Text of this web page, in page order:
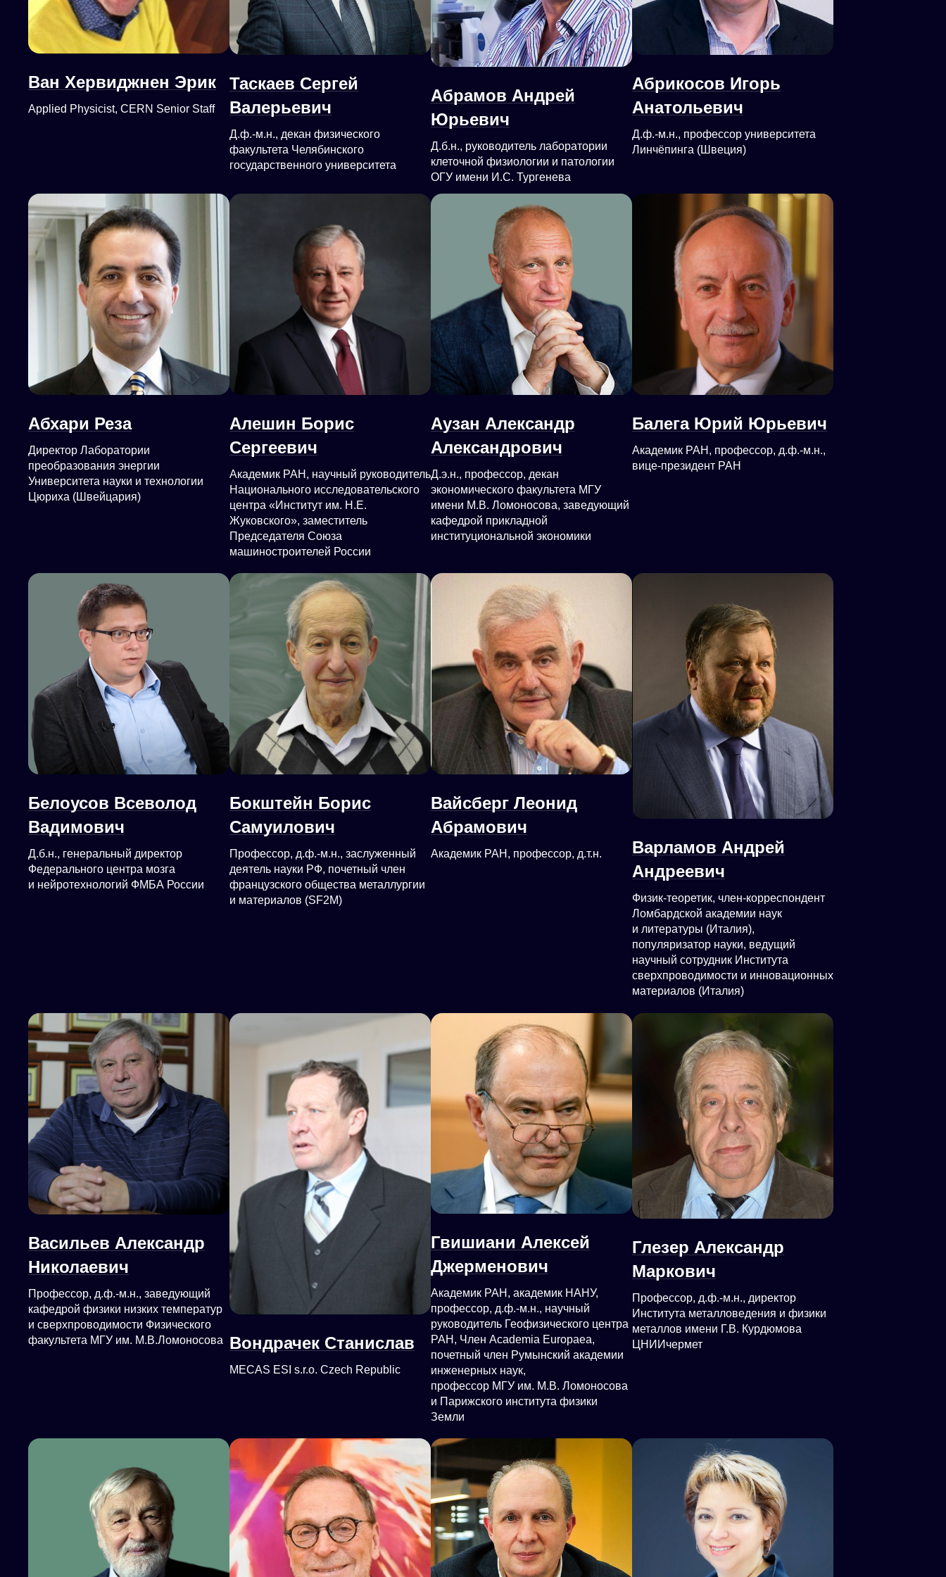
Ван Хервиджнен Эрик
Applied Physicist, CERN Senior Staff
Таскаев Сергей
Валерьевич
Д.ф.-м.н., декан физического
факультета Челябинского
государственного университета
Абрамов Андрей
Юрьевич
Д.б.н., руководитель лаборатории
клеточной физиологии и патологии
ОГУ имени И.С. Тургенева
Абрикосов Игорь
Анатольевич
Д.ф.-м.н., профессор университета
Линчёпинга (Швеция)
Абхари Реза
Директор Лаборатории
преобразования энергии
Университета науки и технологии
Цюриха (Швейцария)
Алешин Борис
Сергеевич
Академик РАН, научный руководитель
Национального исследовательского
центра «Институт им. Н.Е.
Жуковского», заместитель
Председателя Союза
машиностроителей России
Аузан Александр
Александрович
Д.э.н., профессор, декан
экономического факультета МГУ
имени М.В. Ломоносова, заведующий
кафедрой прикладной
институциональной экономики
Балега Юрий Юрьевич
Академик РАН, профессор, д.ф.-м.н.,
вице-президент РАН
Белоусов Всеволод
Вадимович
Д.б.н., генеральный директор
Федерального центра мозга
и нейротехнологий ФМБА России
Бокштейн Борис
Самуилович
Профессор, д.ф.-м.н., заслуженный
деятель науки РФ, почетный член
французского общества металлургии
и материалов (SF2M)
Вайсберг Леонид
Абрамович
Академик РАН, профессор, д.т.н.
Варламов Андрей
Андреевич
Физик-теоретик, член-корреспондент
Ломбардской академии наук
и литературы (Италия),
популяризатор науки, ведущий
научный сотрудник Института
сверхпроводимости и инновационных
материалов (Италия)
Васильев Александр
Николаевич
Профессор, д.ф.-м.н., заведующий
кафедрой физики низких температур
и сверхпроводимости Физического
факультета МГУ им. М.В.Ломоносова
Вондрачек Станислав
MECAS ESI s.r.o. Czech Republic
Гвишиани Алексей
Джерменович
Академик РАН, академик НАНУ,
профессор, д.ф.-м.н., научный
руководитель Геофизического центра
РАН, Член Academia Europaea,
почетный член Румынский академии
инженерных наук,
профессор МГУ им. М.В. Ломоносова
и Парижского института физики
Земли
Глезер Александр
Маркович
Профессор, д.ф.-м.н., директор
Института металловедения и физики
металлов имени Г.В. Курдюмова
ЦНИИчермет